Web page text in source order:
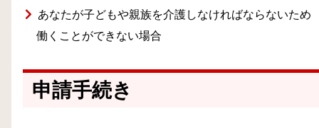
あなたが子どもや親族を介護しなければならないため
働くことができない場合
申請手続き